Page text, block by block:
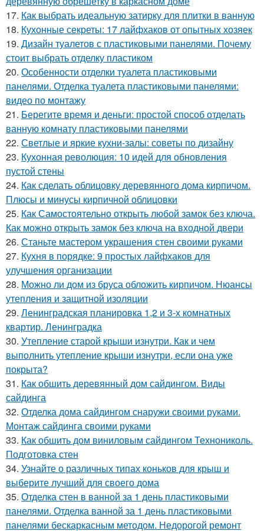
17. Как выбрать идеальную затирку для плитки в ванную
18. Кухонные секреты: 17 лайфхаков от опытных хозяек
19. Дизайн туалетов с пластиковыми панелями. Почему
стоит выбрать отделку пластиком
20. Особенности отделки туалета пластиковыми
панелями. Отделка туалета пластиковыми панелями:
видео по монтажу
21. Берегите время и деньги: простой способ отделать
ванную комнату пластиковыми панелями
22. Светлые и яркие кухни-залы: советы по дизайну
23. Кухонная революция: 10 идей для обновления
пустой стены
24. Как сделать облицовку деревянного дома кирпичом.
Плюсы и минусы кирпичной облицовки
25. Как Самостоятельно открыть любой замок без ключа.
Как можно открыть замок без ключа на входной двери
26. Станьте мастером украшения стен своими руками
27. Кухня в порядке: 9 простых лайфхаков для
улучшения организации
28. Можно ли дом из бруса обложить кирпичом. Нюансы
утепления и защитной изоляции
29. Ленинградская планировка 1,2 и 3-х комнатных
квартир. Ленинградка
30. Утепление старой крыши изнутри. Как и чем
выполнить утепление крыши изнутри, если она уже
покрыта?
31. Как обшить деревянный дом сайдингом. Виды
сайдинга
32. Отделка дома сайдингом снаружи своими руками.
Монтаж сайдинга своими руками
33. Как обшить дом виниловым сайдингом Технониколь.
Подготовка стен
34. Узнайте о различных типах коньков для крыш и
выберите лучший для своего дома
35. Отделка стен в ванной за 1 день пластиковыми
панелями. Отделка ванной за 1 день пластиковыми
панелями бескаркасным методом. Недорогой ремонт